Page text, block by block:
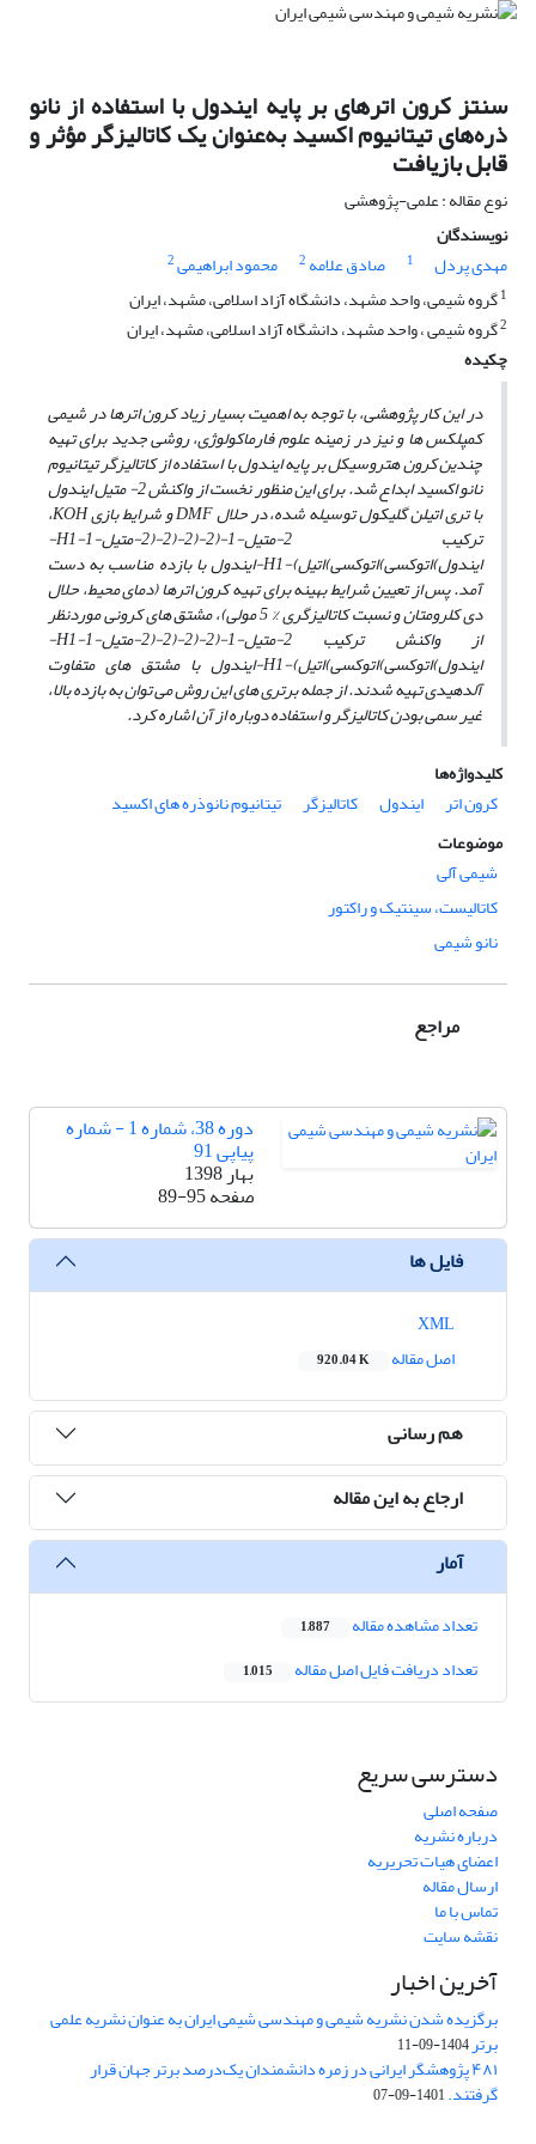
سنتز کرون اترهای بر پایه ایندول با استفاده از نانو
ذره‌های تیتانیوم اکسید به‌عنوان یک کاتالیزگر مؤثر و
قابل بازیافت
نوع مقاله : علمی-پژوهشی
نویسندگان
مهدی پردل
1 صادق علامه 2 محمود ابراهیمی2
1گروه شیمی، واحد مشهد، دانشگاه آزاد اسلامی، مشهد، ایران
2گروه شیمی ، واحد مشهد، دانشگاه آزاد اسلامی، مشهد، ایران
چکیده
در این کار پژوهشی، با توجه به اهمیت بسیار زیاد کرون اترها در شیمی
کمپلکس ها و نیز در زمینه علوم فارماکولوژی، روشی جدید برای تهیه
چندین کرون هتروسیکل بر پایه ایندول با استفاده از کاتالیزگر تیتانیوم
نانو اکسید ابداع شد. برای این منظور نخست از واکنش 2- متیل ایندول
با تری اتیلن گلیکول توسیله شده، در حلال DMF و شرایط بازی KOH،
ترکیب 2-متیل-1-(2-(2-(2-(2-متیل-H1-1-
ایندول)اتوکسی)اتوکسی)اتیل)-H1-ایندول با بازده مناسب به دست
آمد. پس از تعیین شرایط بهینه برای تهیه کرون اترها (دمای محیط، حلال
دی کلرومتان و نسبت کاتالیزگری % 5 مولی)، مشتق­ های کرونی موردنظر
از واکنش ترکیب 2-متیل-1-(2-(2-(2-(2-متیل-H1-1-
ایندول)اتوکسی)اتوکسی)اتیل)-H1-ایندول با مشتق­ های متفاوت
آلدهیدی تهیه شدند. از جمله برتری­ های این روش می­ توان به بازده بالا،
غیر سمی بودن کاتالیزگر و استفاده دوباره از آن اشاره کرد.
کلیدواژه‌ها
کرون اتر
ایندول کاتالیزگر
تیتانیوم نانوذره های اکسید
موضوعات
شیمی آلی
کاتالیست، سینتیک و راکتور
نانو شیمی
مراجع
دوره 38، شماره 1 - شماره
پیاپی 91
بهار 1398
صفحه89-95
فایل ها
اصل مقاله
920.04 K
هم رسانی
ارجاع به این مقاله
آمار
تعداد مشاهده مقاله 1,887
تعداد دریافت فایل اصل مقاله 1,015
دسترسی سریع
صفحه اصلی
درباره نشریه
اعضای هیات تحریریه
ارسال مقاله
تماس با ما
نقشه سایت
آخرین اخبار
برگزیده شدن نشریه شیمی و مهندسی شیمی ایران به عنوان نشریه علمی
برتر1404-09-11
۴۸۱ پژوهشگر ایرانی در زمره دانشمندان یک‌درصد برتر جهان قرار
گرفتند.1401-09-07